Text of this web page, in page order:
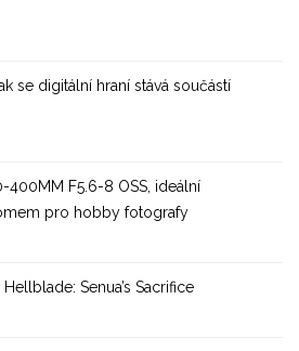
se digitální hraní stává součástí
400MM F5.6-8 OSS, ideální
pro hobby fotografy
Senua’s Sacrifice